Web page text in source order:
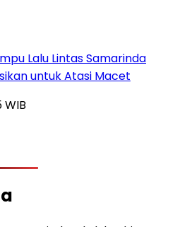
Lalu Lintas Samarinda
untuk Atasi Macet
WIB